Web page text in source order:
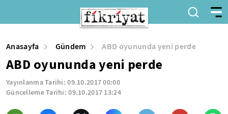
Anasayfa Gündem ABD oyununda yeni perde
ABD oyununda yeni perde
Yayınlanma Tarihi:09.10.2017 00:00
Güncelleme Tarihi:09.10.2017 13:24